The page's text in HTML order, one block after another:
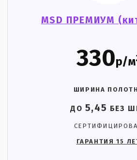
MSD ПРЕМИУМ
330р/м
ШИРИНА
ДО 5,45 БЕЗ
ГАРАНТИЯ 15